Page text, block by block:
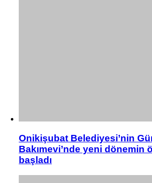
Onikişubat Belediyesi’nin
Bakımevi’nde yeni dönemin
başladı